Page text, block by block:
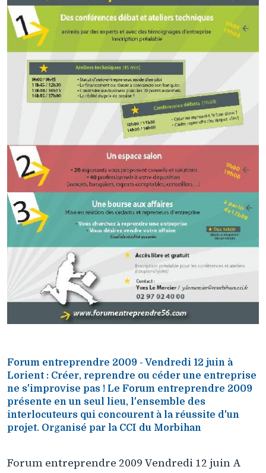
Forum entreprendre 2009 - Vendredi 12 juin à
Lorient : Créer, reprendre ou céder une entreprise
ne s'improvise pas ! Le Forum entreprendre 2009
présente en un seul lieu, l'ensemble des
interlocuteurs qui concourent à la réussite d'un
projet. Organisé par la CCI du Morbihan
Forum entreprendre 2009 Vendredi 12 juin A